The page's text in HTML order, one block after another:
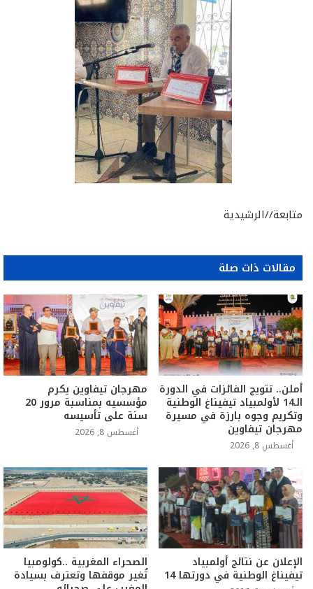
متابعة//الرشيدية
مقالات ذات صلة
أملن.. تتويج الفائزات في الدورة
الـ14 لأولمبياد تيفيناغ الوطنية
وتكريم وجوه بارزة في مسيرة
مهرجان تيفاوين
أغسطس 8, 2026
مهرجان تيفاوين يكرم
مؤسسيه بمناسبة مرور 20
سنة على تأسيسه
أغسطس 8, 2026
الإعلان عن نتائج أولمبياد
تيفيناغ الوطنية في دورتها 14
الصحراء المغربية ..كولومبيا
تُغير موقفها وتعترف بسيادة